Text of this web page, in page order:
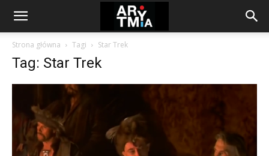
arytmia.eu
Strona główna Tagi Star Trek
Tag: Star Trek